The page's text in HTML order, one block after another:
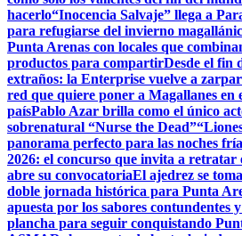
hacerlo“Inocencia Salvaje” llega a
para refugiarse del invierno
Punta Arenas con locales que
productos para compartirDesde el fin
extraños: la Enterprise vuelve a zarpar
red que quiere poner a Magallanes en
paísPablo Azar brilla como el único
sobrenatural “Nurse the Dead”
panorama perfecto para las noches
2026: el concurso que invita a retratar
abre su convocatoriaEl ajedrez se
doble jornada histórica para Punta
apuesta por los sabores contundentes
plancha para seguir conquistando